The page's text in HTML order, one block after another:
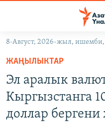
Навигацияга
өтүңүз
Издөөгө
салыңызКЫРГЫЗСТАН
ДҮЙНӨ
УКРАИНА
8-Август, 2026-жыл,
ЖАҢЫЛЫКТАР
Эл аралык
Кыргызстанга
доллар бергени